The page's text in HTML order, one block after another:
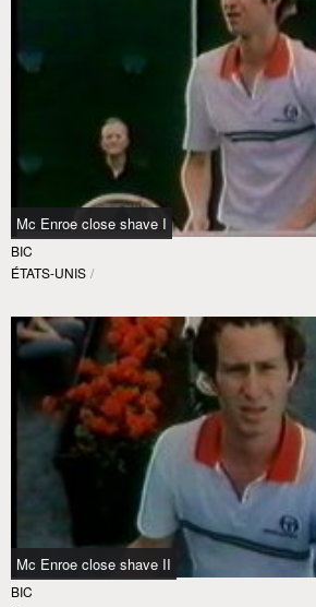
Mc Enroe close shave I
BIC
ÉTATS-UNIS /
Mc Enroe close shave II
BIC